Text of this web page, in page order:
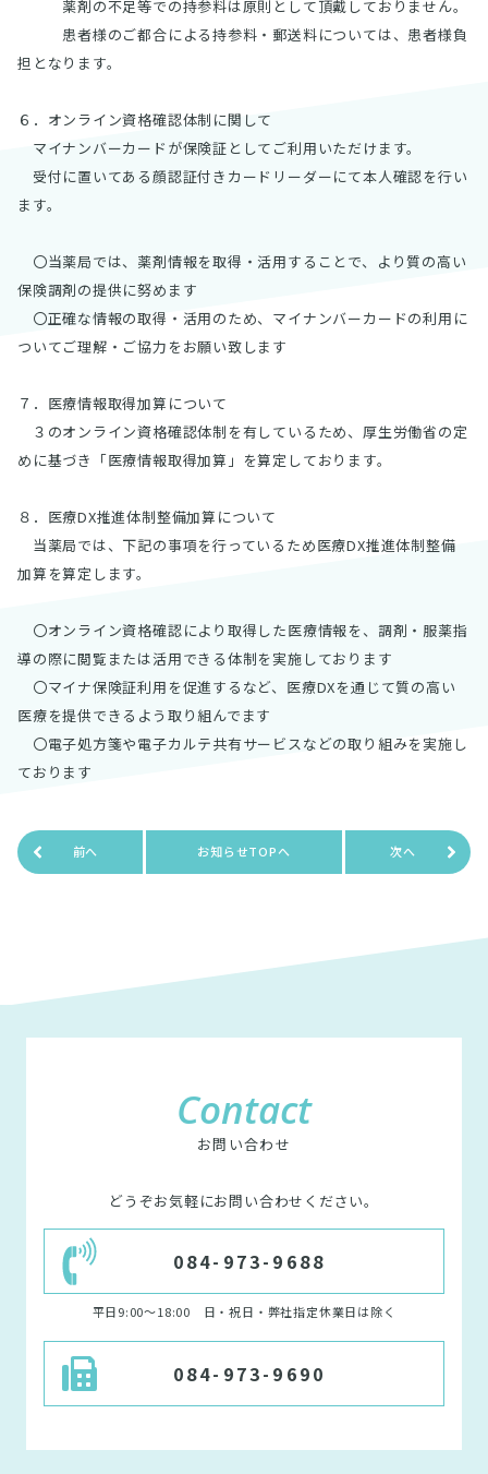
薬剤の不足等での持参料は原則として頂戴しておりません。
患者様のご都合による持参料・郵送料については、患者様負
担となります。
６．オンライン資格確認体制に関して
マイナンバーカードが保険証としてご利用いただけます。
受付に置いてある顔認証付きカードリーダーにて本人確認を行い
ます。
〇当薬局では、薬剤情報を取得・活用することで、より質の高い
保険調剤の提供に努めます
〇正確な情報の取得・活用のため、マイナンバーカードの利用に
ついてご理解・ご協力をお願い致します
７．医療情報取得加算について
３のオンライン資格確認体制を有しているため、厚生労働省の定
めに基づき「医療情報取得加算」を算定しております。
８．医療DX推進体制整備加算について
当薬局では、下記の事項を行っているため医療DX推進体制整備
加算を算定します。
〇オンライン資格確認により取得した医療情報を、調剤・服薬指
導の際に閲覧または活用できる体制を実施しております
〇マイナ保険証利用を促進するなど、医療DXを通じて質の高い
医療を提供できるよう取り組んでます
〇電子処方箋や電子カルテ共有サービスなどの取り組みを実施し
ております
前へ お知らせTOPへ 次へ
Contact
お問い合わせ
どうぞお気軽にお問い合わせください。
084-973-9688
平日9:00〜18:00 日・祝日・弊社指定休業日は除く
084-973-9690